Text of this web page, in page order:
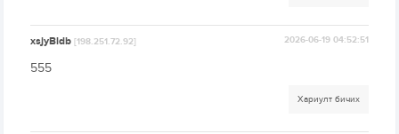
xsjyBldb[198.251.72.92] 2026-06-19 04:52:51
555
Хариулт бичих